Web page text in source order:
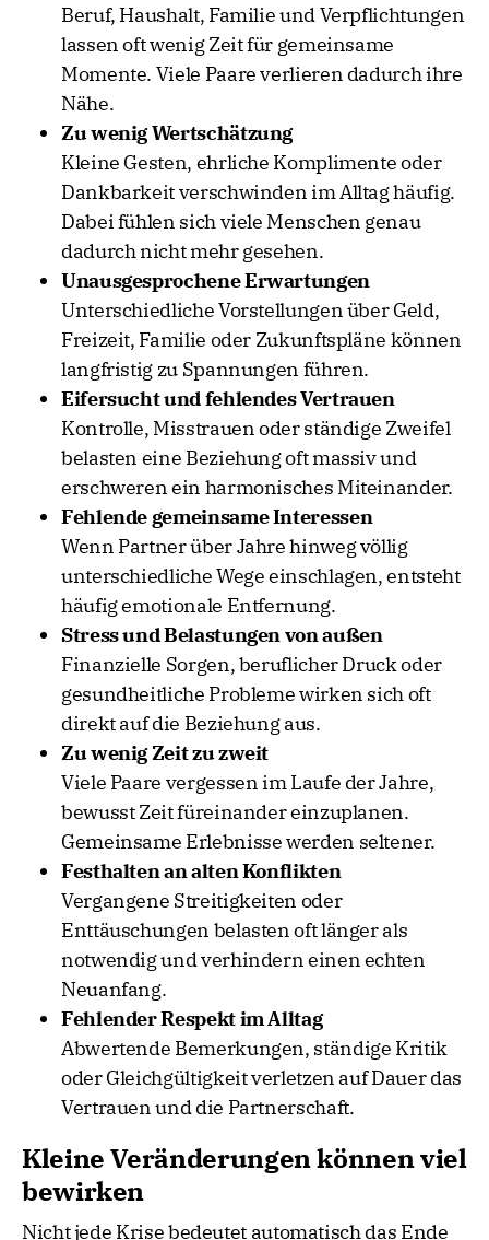
Beruf, Haushalt, Familie und Verpflichtungen
lassen oft wenig Zeit für gemeinsame
Momente. Viele Paare verlieren dadurch ihre
Nähe.
Zu wenig Wertschätzung
Kleine Gesten, ehrliche Komplimente oder
Dankbarkeit verschwinden im Alltag häufig.
Dabei fühlen sich viele Menschen genau
dadurch nicht mehr gesehen.
Unausgesprochene Erwartungen
Unterschiedliche Vorstellungen über Geld,
Freizeit, Familie oder Zukunftspläne können
langfristig zu Spannungen führen.
Eifersucht und fehlendes Vertrauen
Kontrolle, Misstrauen oder ständige Zweifel
belasten eine Beziehung oft massiv und
erschweren ein harmonisches Miteinander.
Fehlende gemeinsame Interessen
Wenn Partner über Jahre hinweg völlig
unterschiedliche Wege einschlagen, entsteht
häufig emotionale Entfernung.
Stress und Belastungen von außen
Finanzielle Sorgen, beruflicher Druck oder
gesundheitliche Probleme wirken sich oft
direkt auf die Beziehung aus.
Zu wenig Zeit zu zweit
Viele Paare vergessen im Laufe der Jahre,
bewusst Zeit füreinander einzuplanen.
Gemeinsame Erlebnisse werden seltener.
Festhalten an alten Konflikten
Vergangene Streitigkeiten oder
Enttäuschungen belasten oft länger als
notwendig und verhindern einen echten
Neuanfang.
Fehlender Respekt im Alltag
Abwertende Bemerkungen, ständige Kritik
oder Gleichgültigkeit verletzen auf Dauer das
Vertrauen und die Partnerschaft.
Kleine Veränderungen können viel
bewirken
Nicht jede Krise bedeutet automatisch das Ende